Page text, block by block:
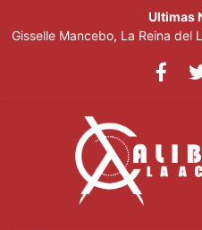
Ultimas
Gisselle Mancebo, La Reina del
Un año después, la Guardia
Alcalde del Año en la Cumbre
Mamdani despide a empleados
programa migratorio
Mueren mujer y bebé de cinco
embarcación cerca de Liberty